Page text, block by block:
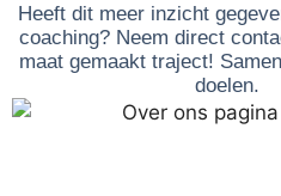
Heeft dit meer inzicht
coaching? Neem direct
maat gemaakt traject!
doelen.